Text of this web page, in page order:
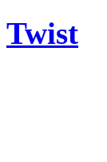
Twist